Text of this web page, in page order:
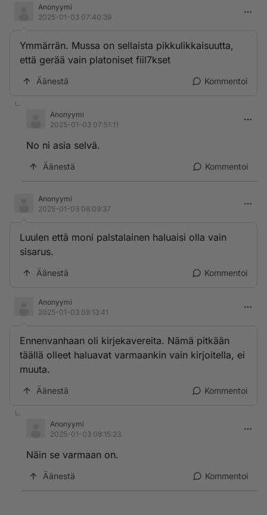
Anonyymi
2025-01-03 07:40:39
Ymmärrän. Mussa on sellaista pikkulikkaisuutta,
että gerää vain platoniset fiil7kset
Äänestä Kommentoi
Anonyymi
2025-01-03 07:51:11
No ni asia selvä.
Äänestä Kommentoi
Anonyymi
2025-01-03 08:09:37
Luulen että moni palstalainen haluaisi olla vain
sisarus.
Äänestä Kommentoi
Anonyymi
2025-01-03 08:13:41
Ennenvanhaan oli kirjekavereita. Nämä pitkään
täällä olleet haluavat varmaankin vain kirjoitella, ei
muuta.
Äänestä Kommentoi
Anonyymi
2025-01-03 08:15:23
Näin se varmaan on.
Äänestä Kommentoi